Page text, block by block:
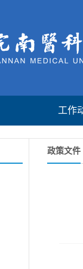
工作
政策文件